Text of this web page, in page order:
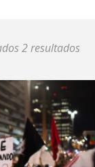
2 resultados